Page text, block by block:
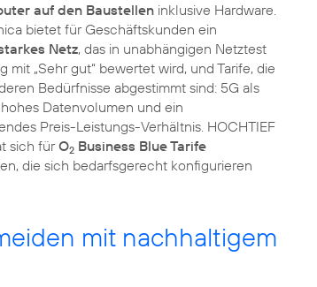
auf den Baustelleninklusive Hardware.
bietet für Geschäftskunden ein
Netz, das in unabhängigen Netztest
mit „Sehr gut“ bewertet wird, und Tarife, die
Bedürfnisse abgestimmt sind: 5G als
Datenvolumen und ein
Preis-Leistungs-Verhältnis. HOCHTIEF
sich fürO2Business Blue Tarife
die sich bedarfsgerecht konfigurieren
mit nachhaltigem